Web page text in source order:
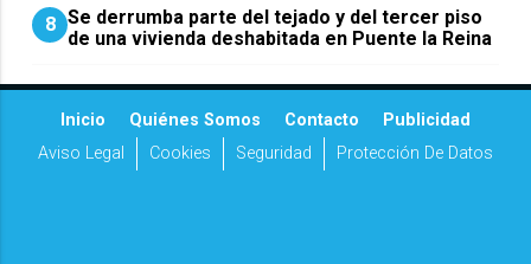
8 Se derrumba parte del tejado y del tercer piso
de una vivienda deshabitada en Puente la Reina
Inicio Quiénes Somos Contacto
Publicidad
Aviso Legal
Cookies Seguridad Protección De Datos